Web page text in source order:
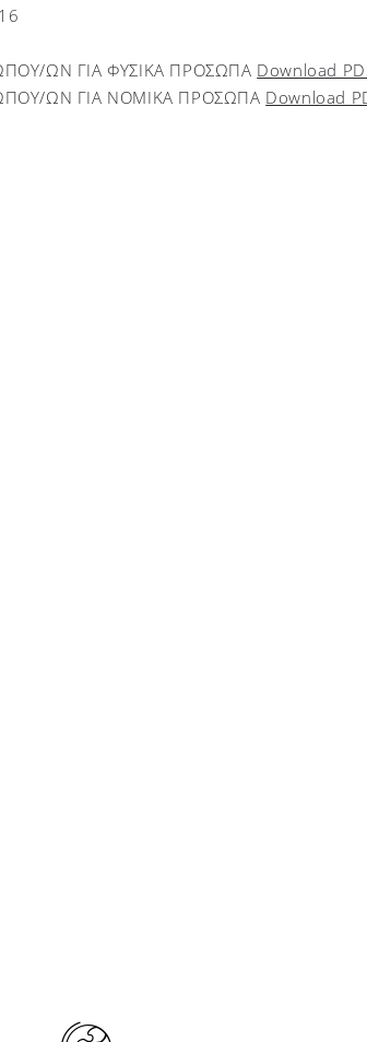
ΩΝ ΓΙΑ ΦΥΣΙΚΑ ΠΡΟΣΩΠΑ Download
ΩΝ ΓΙΑ ΝΟΜΙΚΑ ΠΡΟΣΩΠΑ Download